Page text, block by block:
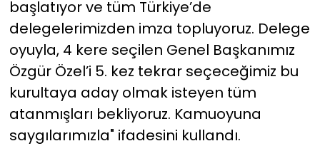
başlatıyor ve tüm Türkiye’de
delegelerimizden imza topluyoruz. Delege
oyuyla, 4 kere seçilen Genel Başkanımız
Özgür Özel’i 5. kez tekrar seçeceğimiz bu
kurultaya aday olmak isteyen tüm
atanmışları bekliyoruz. Kamuoyuna
saygılarımızla" ifadesini kullandı.